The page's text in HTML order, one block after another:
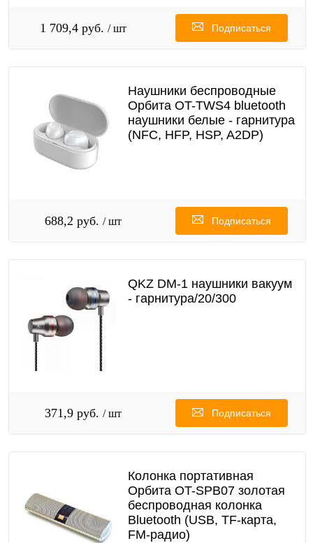
1 709,4 руб. / шт Подписаться
Наушники беспроводные
Орбита OT-TWS4 bluetooth
наушники белые - гарнитура
(NFC, HFP, HSP, A2DP)
688,2 руб. / шт Подписаться
QKZ DM-1 наушники вакуум
- гарнитура/20/300
371,9 руб. / шт Подписаться
Колонка портативная
Орбита OT-SPB07 золотая
беспроводная колонка
Bluetooth (USB, TF-карта,
FM-радио)